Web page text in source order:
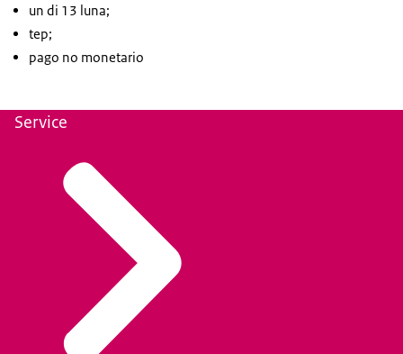
un di 13 luna;
tep;
pago no monetario
Service